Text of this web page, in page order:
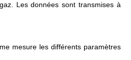
Les données sont transmises à
mesure les différents paramètres